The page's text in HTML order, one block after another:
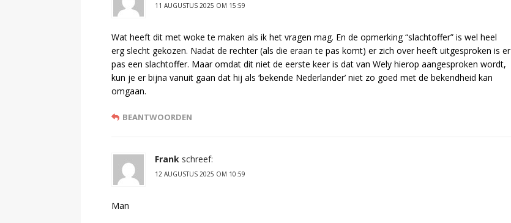
11 AUGUSTUS 2025 OM 15:59
Wat heeft dit met woke te maken als ik het vragen mag. En de opmerking “slachtoffer” is wel heel
erg slecht gekozen. Nadat de rechter (als die eraan te pas komt) er zich over heeft uitgesproken is er
pas een slachtoffer. Maar omdat dit niet de eerste keer is dat van Wely hierop aangesproken wordt,
kun je er bijna vanuit gaan dat hij als ‘bekende Nederlander’ niet zo goed met de bekendheid kan
omgaan.
BEANTWOORDEN
Frank schreef:
12 AUGUSTUS 2025 OM 10:59
Man